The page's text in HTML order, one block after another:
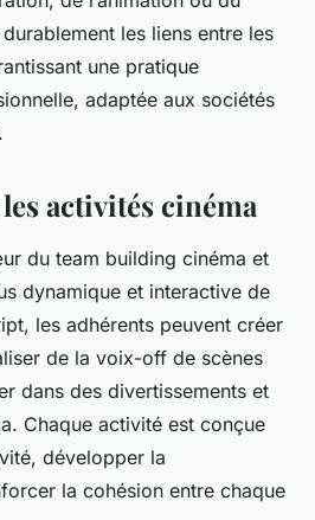
les liens entre les
une pratique
adaptée aux sociétés
activités cinéma
du team building cinéma et
dynamique et interactive de
les adhérents peuvent créer
de la voix-off de scènes
dans des divertissements et
Chaque activité est conçue
développer la
la cohésion entre chaque